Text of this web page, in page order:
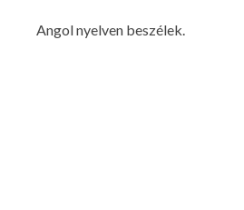
Angol nyelven beszélek.